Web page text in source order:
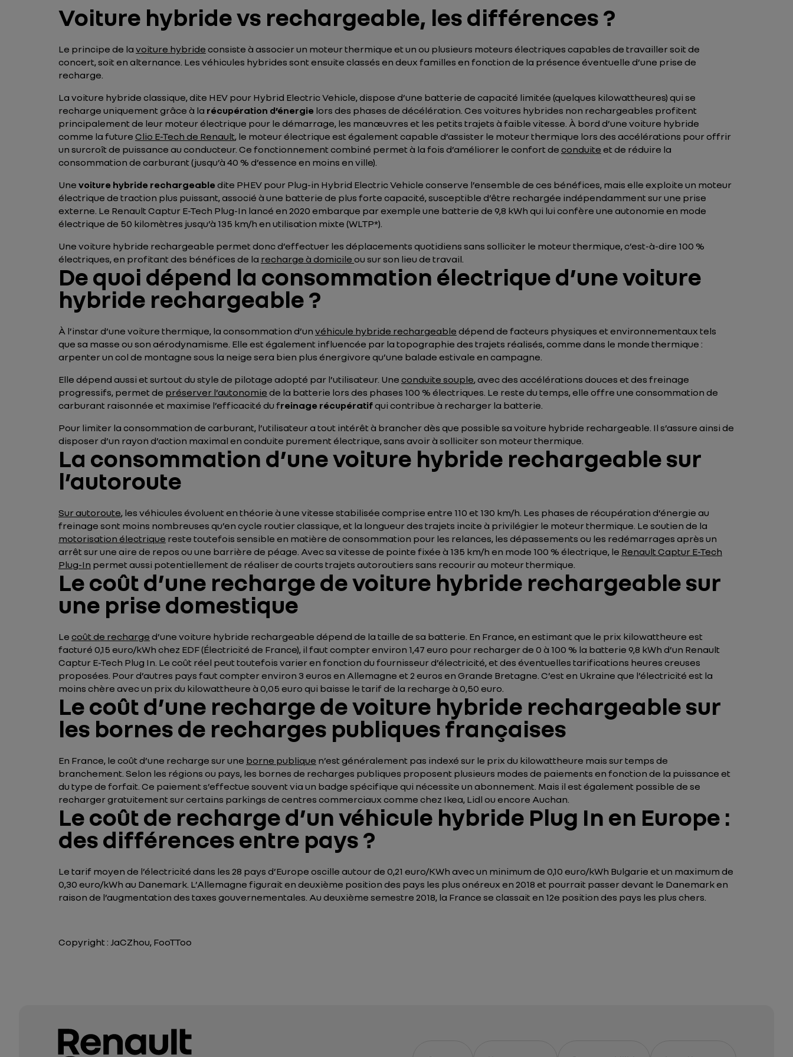
Voiture hybride vs rechargeable, les différences ?
Le principe de la voiture hybride consiste à associer un moteur thermique et un ou plusieurs moteurs électriques capables de travailler soit de
concert, soit en alternance. Les véhicules hybrides sont ensuite classés en deux familles en fonction de la présence éventuelle d’une prise de
recharge.
La voiture hybride classique, dite HEV pour Hybrid Electric Vehicle, dispose d’une batterie de capacité limitée (quelques kilowattheures) qui se
recharge uniquement grâce à la récupération d’énergie lors des phases de décélération. Ces voitures hybrides non rechargeables profitent
principalement de leur moteur électrique pour le démarrage, les manœuvres et les petits trajets à faible vitesse. À bord d’une voiture hybride
comme la future Clio E-Tech de Renault, le moteur électrique est également capable d’assister le moteur thermique lors des accélérations pour offrir
un surcroît de puissance au conducteur. Ce fonctionnement combiné permet à la fois d’améliorer le confort de conduite et de réduire la
consommation de carburant (jusqu’à 40 % d’essence en moins en ville).
Une voiture hybride rechargeable dite PHEV pour Plug-in Hybrid Electric Vehicle conserve l’ensemble de ces bénéfices, mais elle exploite un moteur
électrique de traction plus puissant, associé à une batterie de plus forte capacité, susceptible d’être rechargée indépendamment sur une prise
externe. Le Renault Captur E-Tech Plug-In lancé en 2020 embarque par exemple une batterie de 9,8 kWh qui lui confère une autonomie en mode
électrique de 50 kilomètres jusqu’à 135 km/h en utilisation mixte (WLTP*).
Une voiture hybride rechargeable permet donc d’effectuer les déplacements quotidiens sans solliciter le moteur thermique, c’est-à-dire 100 %
électriques, en profitant des bénéfices de la recharge à domicile ou sur son lieu de travail.
De quoi dépend la consommation électrique d’une voiture
hybride rechargeable ?
À l’instar d’une voiture thermique, la consommation d’un véhicule hybride rechargeable dépend de facteurs physiques et environnementaux tels
que sa masse ou son aérodynamisme. Elle est également influencée par la topographie des trajets réalisés, comme dans le monde thermique :
arpenter un col de montagne sous la neige sera bien plus énergivore qu’une balade estivale en campagne.
Elle dépend aussi et surtout du style de pilotage adopté par l’utilisateur. Une conduite souple, avec des accélérations douces et des freinage
progressifs, permet de préserver l’autonomie de la batterie lors des phases 100 % électriques. Le reste du temps, elle offre une consommation de
carburant raisonnée et maximise l’efficacité du freinage récupératifqui contribue à recharger la batterie.
Pour limiter la consommation de carburant, l’utilisateur a tout intérêt à brancher dès que possible sa voiture hybride rechargeable. Il s’assure ainsi de
disposer d’un rayon d’action maximal en conduite purement électrique, sans avoir à solliciter son moteur thermique.
La consommation d’une voiture hybride rechargeable sur
l’autoroute
Sur autoroute, les véhicules évoluent en théorie à une vitesse stabilisée comprise entre 110 et 130 km/h. Les phases de récupération d’énergie au
freinage sont moins nombreuses qu’en cycle routier classique, et la longueur des trajets incite à privilégier le moteur thermique. Le soutien de la
motorisation électrique reste toutefois sensible en matière de consommation pour les relances, les dépassements ou les redémarrages après un
arrêt sur une aire de repos ou une barrière de péage. Avec sa vitesse de pointe fixée à 135 km/h en mode 100 % électrique, le Renault Captur E-Tech
Plug-In permet aussi potentiellement de réaliser de courts trajets autoroutiers sans recourir au moteur thermique.
Le coût d’une recharge de voiture hybride rechargeable sur
une prise domestique
Le coût de recharge d’une voiture hybride rechargeable dépend de la taille de sa batterie. En France, en estimant que le prix kilowattheure est
facturé 0,15 euro/kWh chez EDF (Électricité de France), il faut compter environ 1,47 euro pour recharger de 0 à 100 % la batterie 9,8 kWh d’un Renault
Captur E-Tech Plug In. Le coût réel peut toutefois varier en fonction du fournisseur d’électricité, et des éventuelles tarifications heures creuses
proposées. Pour d’autres pays faut compter environ 3 euros en Allemagne et 2 euros en Grande Bretagne. C’est en Ukraine que l’électricité est la
moins chère avec un prix du kilowattheure à 0,05 euro qui baisse le tarif de la recharge à 0,50 euro.
Le coût d’une recharge de voiture hybride rechargeable sur
les bornes de recharges publiques françaises
En France, le coût d’une recharge sur une borne publique n’est généralement pas indexé sur le prix du kilowattheure mais sur temps de
branchement. Selon les régions ou pays, les bornes de recharges publiques proposent plusieurs modes de paiements en fonction de la puissance et
du type de forfait. Ce paiement s’effectue souvent via un badge spécifique qui nécessite un abonnement. Mais il est également possible de se
recharger gratuitement sur certains parkings de centres commerciaux comme chez Ikea, Lidl ou encore Auchan.
Le coût de recharge d’un véhicule hybride Plug In en Europe :
des différences entre pays ?
Le tarif moyen de l’électricité dans les 28 pays d’Europe oscille autour de 0,21 euro/KWh avec un minimum de 0,10 euro/kWh Bulgarie et un maximum de
0,30 euro/kWh au Danemark. L’Allemagne figurait en deuxième position des pays les plus onéreux en 2018 et pourrait passer devant le Danemark en
raison de l’augmentation des taxes gouvernementales. Au deuxième semestre 2018, la France se classait en 12e position des pays les plus chers.
Copyright : JaCZhou, FooTToo